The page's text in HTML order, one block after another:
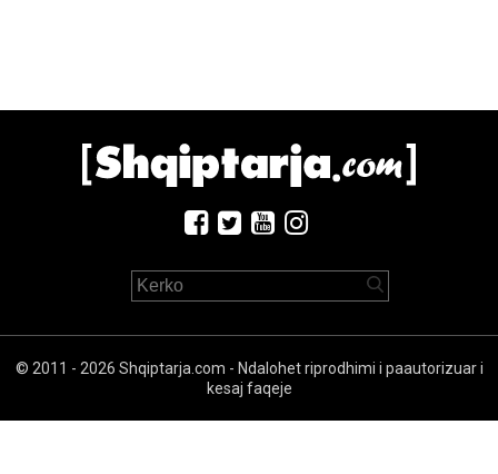
© 2011 - 2026 Shqiptarja.com - Ndalohet riprodhimi i paautorizuar i
kesaj faqeje